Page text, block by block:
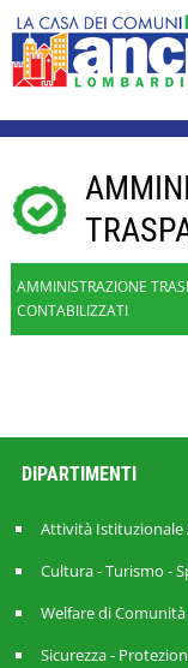
AMMINISTRAZIONE
CONTABILIZZATI
DIPARTIMENTI
Attività Istituzionale
Cultura - Turismo -
Welfare di
Sicurezza -